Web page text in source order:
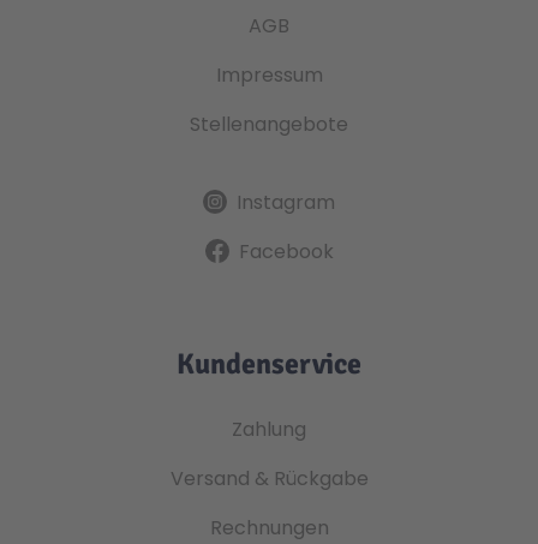
AGB
Impressum
Stellenangebote
Instagram
Facebook
Kundenservice
Zahlung
Versand & Rückgabe
Rechnungen